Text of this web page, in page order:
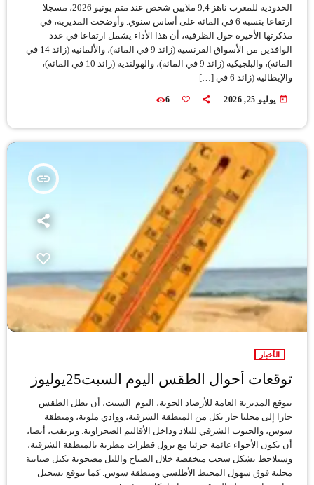
الحدودية للمغرب ناهز 9,4 ملايين شخص عند متم يونيو 2026، مسجلا
ارتفاعا بنسبة 6 في المائة على أساس سنوي. وأوضحت المديرية، في
مذكرتها الأخيرة حول الظرفية، أن هذا الأداء يشمل ارتفاعا في عدد
الوافدين من الأسواق الفرنسية (زائد 9 في المائة)، والألمانية (زائد 14 في
المائة)، والبلجيكية (زائد 9 في المائة)، والهولندية (زائد 10 في المائة)،
والإيطالية (زائد 6 في […]
today يوليو 25, 2026 6
insert_link
الأخبار
توقعات أحوال الطقس اليوم السبت25يوليوز
تتوقع المديرية العامة للأرصاد الجوية، اليوم السبت، أن يظل الطقس
حارا إلى محليا حار بكل من المنطقة الشرقية، ووادي ملوية، ومنطقة
سوس، والجنوب الشرقي للبلاد وداخل الأقاليم الصحراوية. ويرتقب، أيضا،
أن تكون الأجواء غائمة جزئيا مع نزول قطرات مطرية بالمنطقة الشرقية،
وسيلاحظ تشكل سحب منخفضة خلال الصباح والليل مصحوبة بكتل ضبابية
محلية فوق سهول المحيط الأطلسي ومنطقة سوس. كما يتوقع تسجيل